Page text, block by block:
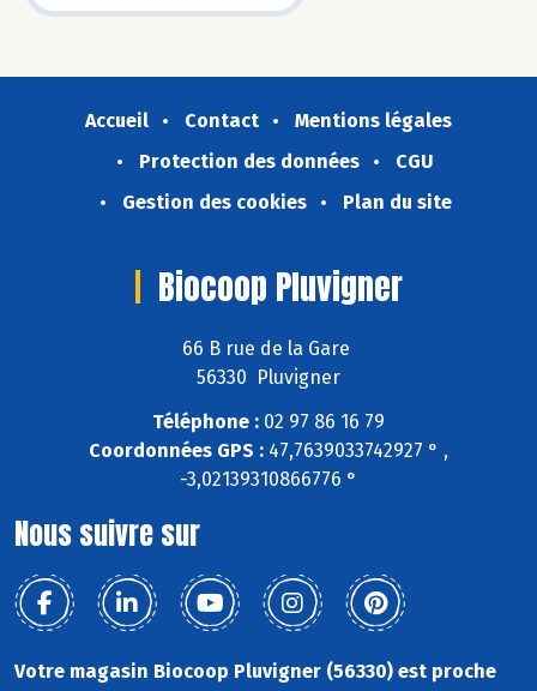
Accueil Contact
Mentions légales
Protection des données
CGU
Gestion des cookies
Plan du site
Biocoop Pluvigner
66 B rue de la Gare
56330 Pluvigner
Téléphone : 02 97 86 16 79
Coordonnées GPS : 47,7639033742927 ° ,
-3,02139310866776 °
Nous suivre sur
Votre magasin Biocoop Pluvigner (56330) est proche